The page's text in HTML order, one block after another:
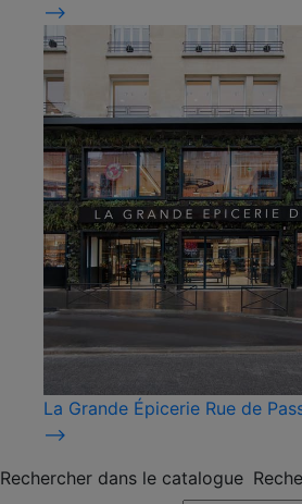
⟶
La Grande Épicerie Rue de
⟶
Rechercher dans le catalogue